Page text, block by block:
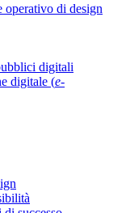
operativo di design
digitali
digitale (e-